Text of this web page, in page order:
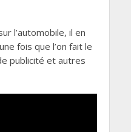
l’automobile, il en
fois que l’on fait le
publicité et autres